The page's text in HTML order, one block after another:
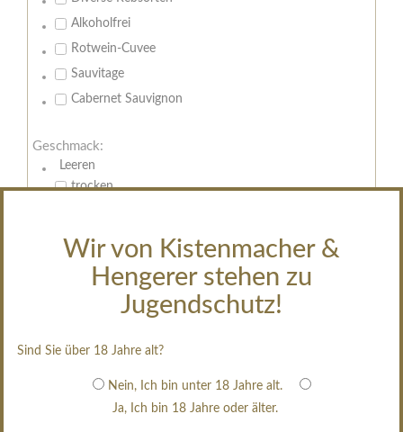
Wir von Kistenmacher &
Hengerer stehen zu
Jugendschutz!
Sind Sie über 18 Jahre alt?
Nein, Ich bin unter 18 Jahre alt.
Ja, Ich bin 18 Jahre oder älter.
Alkoholfrei
Rotwein-Cuvee
Sauvitage
Cabernet Sauvignon
Geschmack:
Leeren
trocken
halbtrocken
edelsüß
erfrischend, nicht zu süß